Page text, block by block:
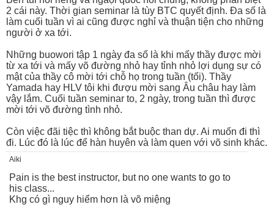
2 cái này. Thời gian seminar là tùy BTC quyết định. Đa số là
làm cuối tuần vì ai cũng được nghỉ và thuận tiện cho những
người ở xa tới.
Những buowori tập 1 ngày đa số là khi mấy thầy được mời
từ xa tới và mấy võ đường nhỏ hay tỉnh nhỏ lợi dụng sự có
mật của thầy cô mời tới chỗ họ trong tuần (tối). Thầy
Yamada hay HLV tôi khi đượu mời sang Âu châu hay làm
vậy lắm. Cuối tuần seminar to, 2 ngày, trong tuần thì được
mời tới võ đường tình nhỏ.
Còn việc đãi tiệc thì không bắt buộc than dự. Ai muốn đi thì
đi. Lúc đó là lúc để hàn huyên và làm quen với võ sinh khác.
Aiki
Pain is the best instructor, but no one wants to go to
his class...
Khg có gì nguy hiểm hơn là võ miệng